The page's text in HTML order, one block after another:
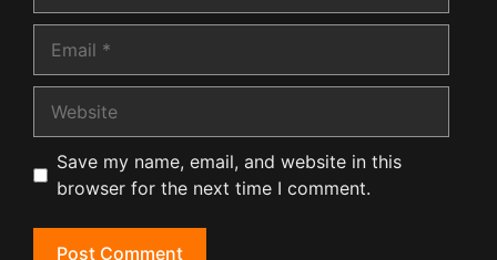
Save my name, email, and website in this
browser for the next time I comment.